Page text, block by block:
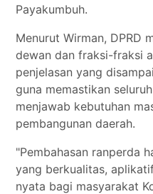
Payakumbuh.
Menurut Wirman, DPRD
dewan dan fraksi-fraksi
penjelasan yang
guna memastikan
menjawab kebutuhan
pembangunan daerah.
"Pembahasan ranperda
yang berkualitas,
nyata bagi masyarakat